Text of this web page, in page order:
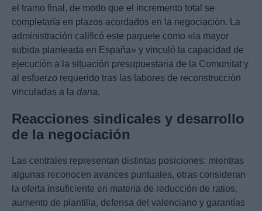
el tramo final, de modo que el incremento total se
completaría en plazos acordados en la negociación. La
administración calificó este paquete como «la mayor
subida planteada en España» y vinculó la capacidad de
ejecución a la situación presupuestaria de la Comunitat y
al esfuerzo requerido tras las labores de reconstrucción
vinculadas a la dana.
Reacciones sindicales y desarrollo
de la negociación
Las centrales representan distintas posiciones: mientras
algunas reconocen avances puntuales, otras consideran
la oferta insuficiente en materia de reducción de ratios,
aumento de plantilla, defensa del valenciano y garantías